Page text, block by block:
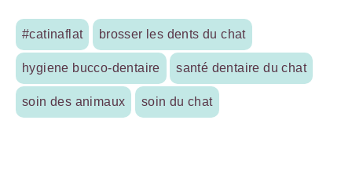
#catinaflat brosser les dents du chat
hygiene bucco-dentaire santé dentaire du chat
soin des animaux soin du chat